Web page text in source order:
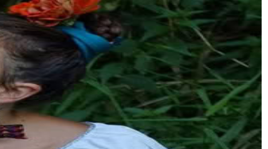
esperienziale, guidato da un’insegna...